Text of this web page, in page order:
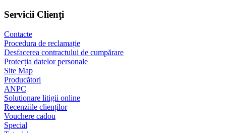
Servicii Clienţi
Contacte
Procedura de reclamație
Desfacerea contractului de cumpărare
Protecția datelor personale
Site Map
Producători
ANPC
Solutionare litigii online
Recenziile clienților
Vouchere cadou
Special